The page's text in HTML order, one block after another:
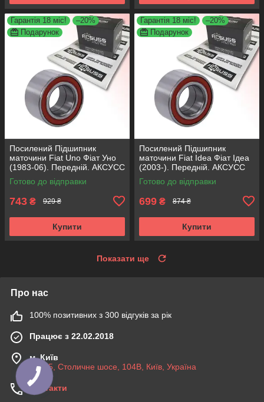
Гарантія 18 міс!
–20%
Подарунок
Посилений Підшипник
маточини Fiat Uno Фіат Уно
(1983-06). Передній. АКСУСС
Корея! VKBA1410 , R182.60 ,
713696100
Готово до відправки
743 ₴ 929 ₴
Купити
Гарантія 18 міс!
–20%
Подарунок
Посилений Підшипник
маточини Fiat Idea Фіат Ідеа
(2003-). Передній. АКСУСС
Корея! VKBA3538 , R158.44 ,
713690750
Готово до відправки
699 ₴ 874 ₴
Купити
Показати ще
Про нас
100% позитивних з 300 відгуків за рік
Працює з 22.02.2018
м. Київ
03045, Столичне шосе, 104B, Київ, Україна
Контакти